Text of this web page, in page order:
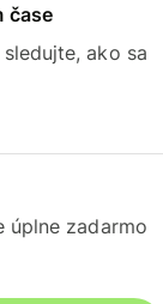
čase
ako sa
úplne zadarmo